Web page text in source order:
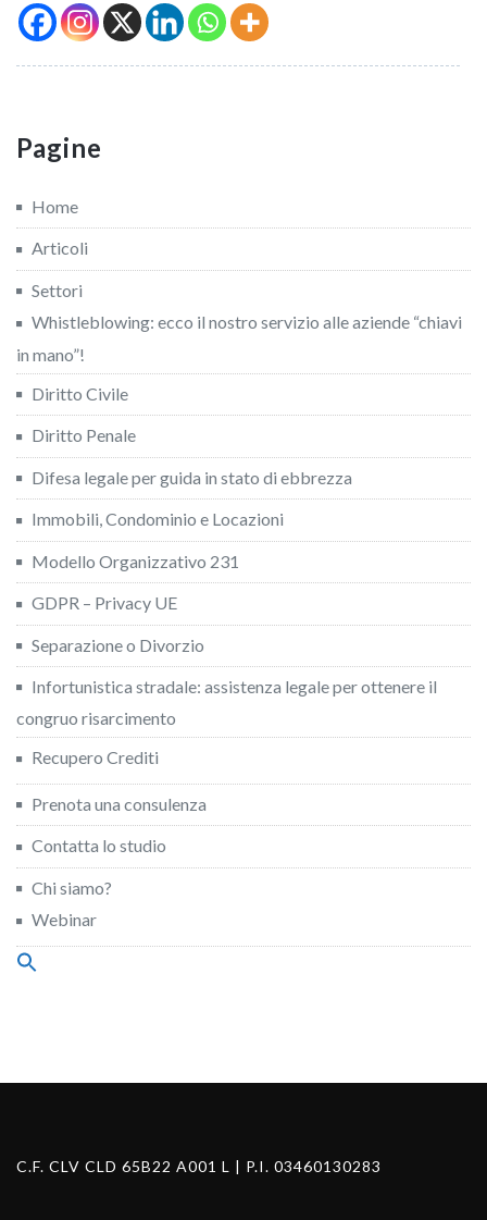
Pagine
Home
Articoli
Settori
Whistleblowing: ecco il nostro servizio alle aziende “chiavi
in mano”!
Diritto Civile
Diritto Penale
Difesa legale per guida in stato di ebbrezza
Immobili, Condominio e Locazioni
Modello Organizzativo 231
GDPR – Privacy UE
Separazione o Divorzio
Infortunistica stradale: assistenza legale per ottenere il
congruo risarcimento
Recupero Crediti
Prenota una consulenza
Contatta lo studio
Chi siamo?
Webinar
Search
C.F. CLV CLD 65B22 A001 L | P.I. 03460130283